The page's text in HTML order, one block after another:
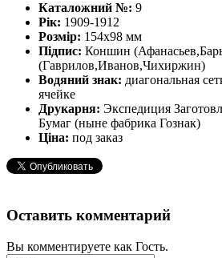
Каталожний №: 9
Рік: 1909-1912
Розмір: 154х98 мм
Підпис: Коншин
(Гаврилов,Иванов,Чихиржин)
Водяний знак: диагональная
ячейке
Друкарня: Экспедиция
Бумаг (ныне фабрика Гознак)
Ціна: под заказ
Оставить комментарий
Вы комментируете как Гость.